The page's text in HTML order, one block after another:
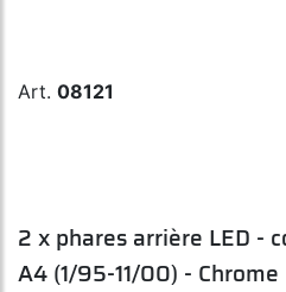
Art. 08121
2 x phares arrière LED -
A4 (1/95-11/00) - Chrome